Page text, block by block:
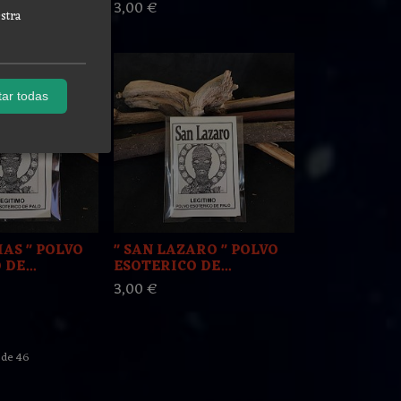
3,00 €
" POLVO " SAN LAZARO " POLVO
ESOTERICO DE...
3,00 €
de 46
todas